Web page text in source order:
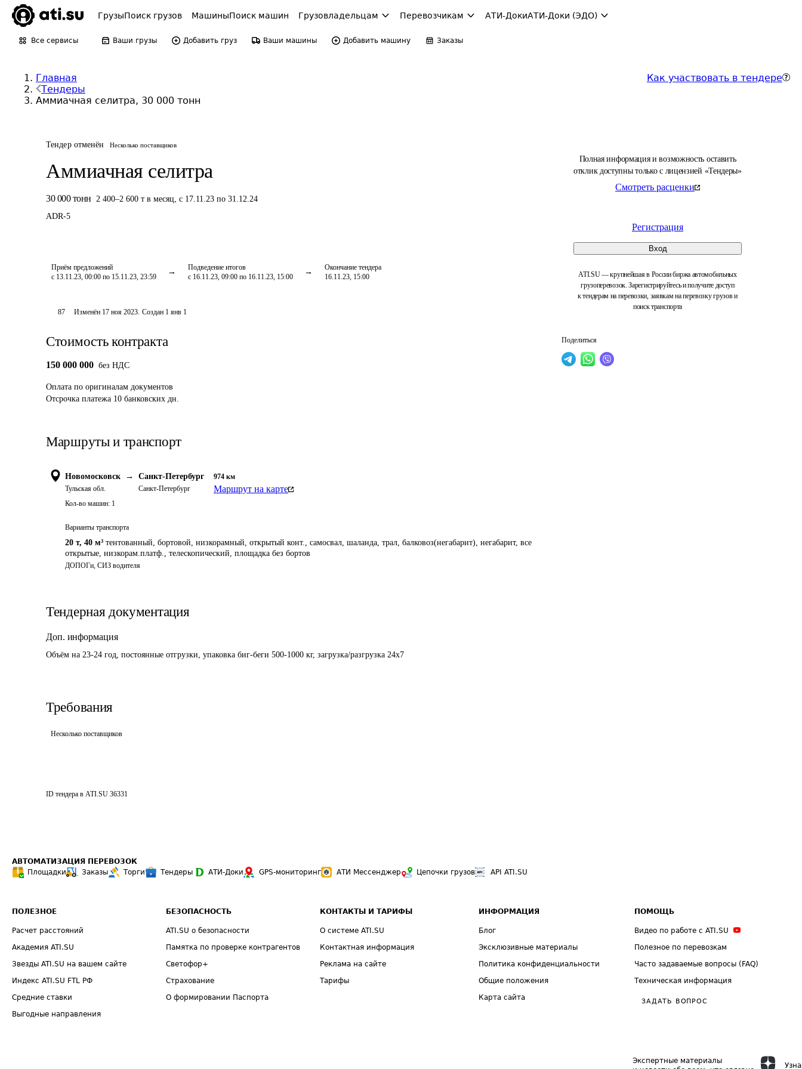
ГрузыПоиск грузов МашиныПоиск машин Грузовладельцам Перевозчикам АТИ-ДокиАТИ-Доки (ЭДО)
Все сервисы Ваши грузы Добавить груз Ваши машины Добавить машину Заказы
Главная
Тендеры
Аммиачная селитра, 30 000 тонн
Как участвовать в тендере
Тендер отменён Несколько поставщиков
Аммиачная селитра
30 000 тонн 2 400–2 600 т в месяц, с 17.11.23 по 31.12.24
ADR-5
Приём предложений
с 13.11.23, 00:00 по 15.11.23, 23:59
Подведение итогов
с 16.11.23, 09:00 по 16.11.23, 15:00
Окончание тендера
16.11.23, 15:00
Полная информация и возможность оставить
отклик доступны только с лицензией «Тендеры»
Смотреть расценки
Регистрация
Вход
ATI.SU — крупнейшая в России биржа автомобильных
грузоперевозок. Зарегистрируйтесь и получите доступ
к тендерам на перевозки, заявкам на перевозку грузов и
поиск транспорта
Поделиться
87 Изменён 17 ноя 2023. Создан 1 янв 1
Стоимость контракта
150 000 000 без НДС
Оплата по оригиналам документов
Отсрочка платежа 10 банковских дн.
Маршруты и транспорт
Новомосковск →
Тульская обл.
Санкт-Петербург
Санкт-Петербург
974 км
Маршрут на карте
Кол-во машин: 1
Варианты транспорта
20 т, 40 м³ тентованный, бортовой, низкорамный, открытый конт., самосвал, шаланда, трал, балковоз(негабарит), негабарит, все
открытые, низкорам.платф., телескопический, площадка без бортов
ДОПОГи, СИЗ водителя
Тендерная документация
Доп. информация
Объём на 23-24 год, постоянные отгрузки, упаковка биг-беги 500-1000 кг, загрузка/разгрузка 24х7
Требования
Несколько поставщиков
ID тендера в ATI.SU 36331
АВТОМАТИЗАЦИЯ ПЕРЕВОЗОК
Площадки
Заказы Торги Тендеры АТИ-Доки GPS-мониторинг АТИ Мессенджер Цепочки грузов API ATI.SU
ПОЛЕЗНОЕ
Расчет расстояний
Академия ATI.SU
Звезды ATI.SU на вашем сайте
Индекс ATI.SU FTL РФ
Средние ставки
Выгодные направления
БЕЗОПАСНОСТЬ
ATI.SU о безопасности
Памятка по проверке контрагентов
Светофор+
Страхование
О формировании Паспорта
КОНТАКТЫ И ТАРИФЫ
О системе ATI.SU
Контактная информация
Реклама на сайте
Тарифы
ИНФОРМАЦИЯ
Блог
Эксклюзивные материалы
Политика конфиденциальности
Общие положения
Карта сайта
ПОМОЩЬ
Видео по работе с ATI.SU
Полезное по перевозкам
Часто задаваемые вопросы (FAQ)
Техническая информация
ЗАДАТЬ ВОПРОС
Экспертные материалы